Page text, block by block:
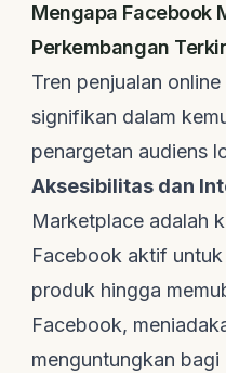
Mengapa Facebook
Perkembangan
Tren penjualan
signifikan dalam
penargetan audiens
Aksesibilitas dan
Marketplace adalah
Facebook aktif untuk
produk hingga
Facebook,
menguntungkan